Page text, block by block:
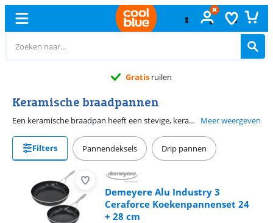
Gratis ruilen
Keramische braadpannen
Een keramische braadpan heeft een stevige, keramische baklaag. Deze keramische laag is duurzaam en gemaakt zonder schadelijke stoffen. Het is niet nodig om veel boter of olie te gebruiken tijdens het bakken met een keramische braadpan. Deze gladde antiaanbaklaag voorkomt namelijk dat ingrediënten aan de bodem van de pan blijven kleven. Meer weergeven
Filters Pannendeksels Drip pannen
Demeyere Alu Industry 3
Ceraforce Koekenpannenset 24
+ 28 cm